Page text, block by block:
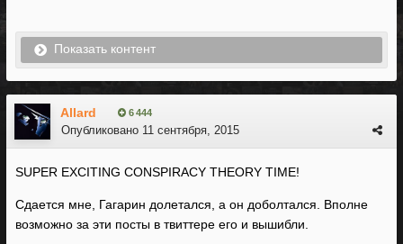
Показать контент
Allard 6 444
Опубликовано 11 сентября, 2015
SUPER EXCITING CONSPIRACY THEORY TIME!
Сдается мне, Гагарин долетался, а он доболтался. Вполне
возможно за эти посты в твиттере его и вышибли.